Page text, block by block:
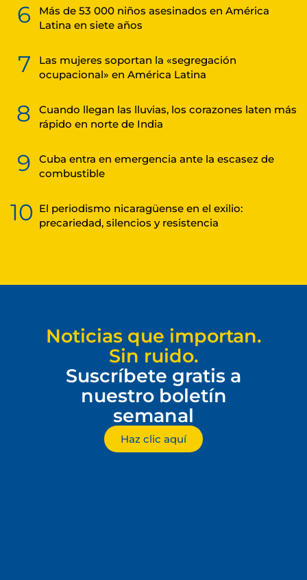
6
Más de 53 000 niños asesinados en América
Latina en siete años
7
Las mujeres soportan la «segregación
ocupacional» en América Latina
8
Cuando llegan las lluvias, los corazones laten más
rápido en norte de India
9
Cuba entra en emergencia ante la escasez de
combustible
10 El periodismo nicaragüense en el exilio:
precariedad, silencios y resistencia
Noticias que importan.
Sin ruido.
Suscríbete gratis a
nuestro boletín
semanal
Haz clic aquí